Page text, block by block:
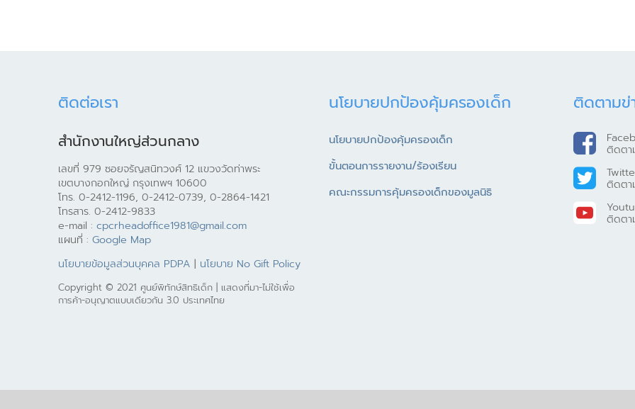
ติดต่อเรา
สำนักงานใหญ่ส่วนกลาง
เลขที่ 979 ซอยจรัญสนิทวงศ์ 12 แขวงวัดท่าพระ
เขตบางกอกใหญ่ กรุงเทพฯ 10600
โทร. 0-2412-1196, 0-2412-0739, 0-2864-1421
โทรสาร. 0-2412-9833
e-mail : cpcrheadoffice1981@gmail.com
แผนที่ : Google Map
นโยบายข้อมูลส่วนบุคคล PDPA | นโยบาย No Gift Policy
Copyright © 2021 ศูนย์พิทักษ์สิทธิเด็ก | แสดงที่มา-ไม่ใช้เพื่อ
การค้า-อนุญาตแบบเดียวกัน 3.0 ประเทศไทย
นโยบายปกป้องคุ้มครองเด็ก
นโยบายปกป้องคุ้มครองเด็ก
ขั้นตอนการรายงาน/ร้องเรียน
คณะกรรมการคุ้มครองเด็กของมูลนิธิ
ติดตามข่
ติดตา
ติดตา
ติดตา